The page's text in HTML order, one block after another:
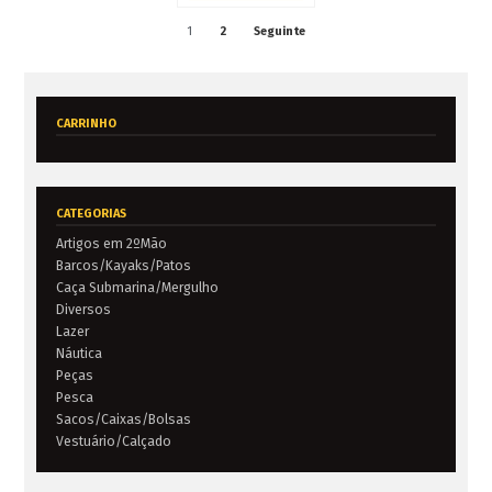
1 2 Seguinte
CARRINHO
CATEGORIAS
Artigos em 2ºMão
Barcos/Kayaks/Patos
Caça Submarina/Mergulho
Diversos
Lazer
Náutica
Peças
Pesca
Sacos/Caixas/Bolsas
Vestuário/Calçado